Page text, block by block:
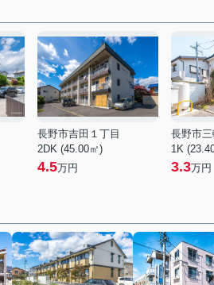
長野市吉田１丁目
2DK (45.00㎡)
4.5万円
長野市三
1K
3.3万円